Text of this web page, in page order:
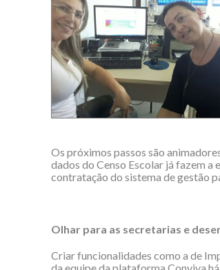
Os próximos passos são
dados do Censo Escolar já fazem a
contratação do sistema de gestão
Olhar para as secretarias e
Criar funcionalidades como a de